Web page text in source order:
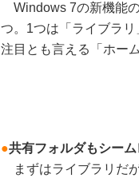
Windows 7の新機能
つ。1つは「ライブラ
注目とも言える「ホー
●共有フォルダもシー
まずはライブラリだ